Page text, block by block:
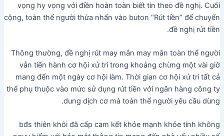
vọng hy vọng với điền hoàn toàn biết tin theo đề nghị. Cuối
cộng, toàn thể người thừa nhấn vào buton “Rút tiền” để chuyển
đề nghị rút tiền.
Thông thường, đề nghị rút may mắn may mắn toàn thể người
vẫn tiến hành cơ hội xử trí trong khoảng chừng một vài giờ
mang đến một ngày cơ hội làm. Thời gian cơ hội xử trí tất cả
thể phụ thuộc vào mức sử dụng rút tiền với ngân hàng công ty
dung dịch cơ mà toàn thể người yêu cầu dùng.
bđs thiên khôi đã cấp cam kết khỏe mạnh khỏe tính không